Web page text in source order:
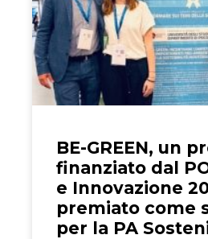
BE-GREEN, un
finanziato dal
e Innovazione
premiato come
per la PA